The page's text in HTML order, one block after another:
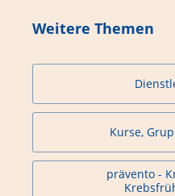
Weitere Themen
Kurse,
prävento -